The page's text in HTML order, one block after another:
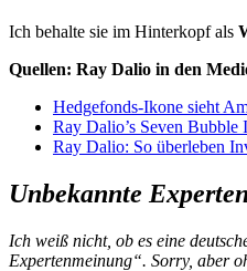
Ich behalte sie im Hinterkopf als
Quellen: Ray Dalio in den
Hedgefonds-Ikone sieht
Ray Dalio’s Seven
Ray Dalio: So überleben
Unbekannte
Ich weiß nicht, ob es eine
Expertenmeinung“. Sorry, aber